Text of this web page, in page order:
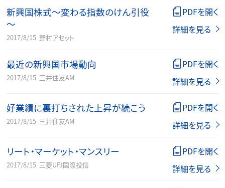
新興国株式～変わる指数のけん引役
～
2017/8/15 野村アセット
PDFを開く
詳細を見る
最近の新興国市場動向
2017/8/15 三井住友AM
PDFを開く
詳細を見る
好業績に裏打ちされた上昇が続こう
2017/8/15 三井住友AM
PDFを開く
詳細を見る
リート・マーケット・マンスリー
2017/8/15 三菱UFJ国際投信
PDFを開く
詳細を見る